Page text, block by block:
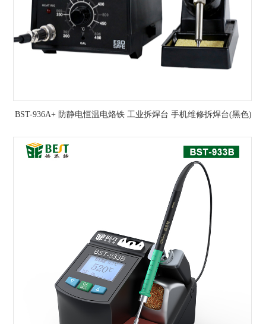
BST-936A+ 防静电恒温电烙铁 工业拆焊台 手机维修拆焊台(黑色)